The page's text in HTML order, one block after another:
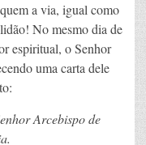
a via, igual como
No mesmo dia de
espiritual, o Senhor
uma carta dele
Arcebispo de